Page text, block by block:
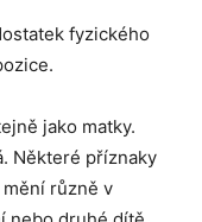
fyzického
jako matky.
Některé příznaky
různě v